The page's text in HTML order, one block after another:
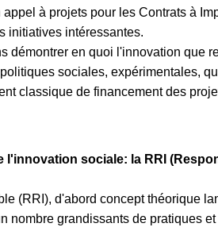
à projets pour les Contrats à
initiatives intéressantes.
démontrer en quoi l'innovation que
sociales, expérimentales,
classique de financement des
l'innovation sociale: la RRI
(RRI), d'abord concept théorique
nombre grandissants de pratiques et